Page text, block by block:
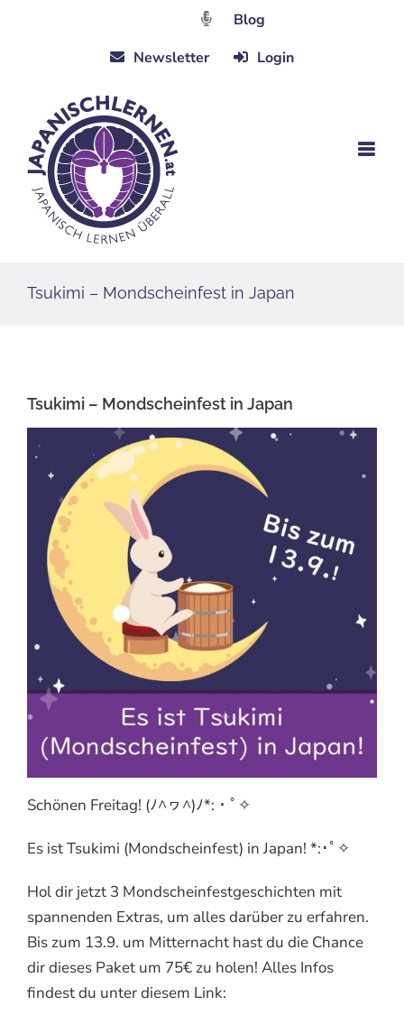
Blog
Newsletter
Login
Tsukimi – Mondscheinfest in Japan
Tsukimi – Mondscheinfest in Japan
Schönen Freitag! (ﾉ^ヮ^)ﾉ*:・ﾟ✧
Es ist Tsukimi (Mondscheinfest) in Japan! *:･ﾟ✧
Hol dir jetzt 3 Mondscheinfestgeschichten mit
spannenden Extras, um alles darüber zu erfahren.
Bis zum 13.9. um Mitternacht hast du die Chance
dir dieses Paket um 75€ zu holen! Alles Infos
findest du unter diesem Link: